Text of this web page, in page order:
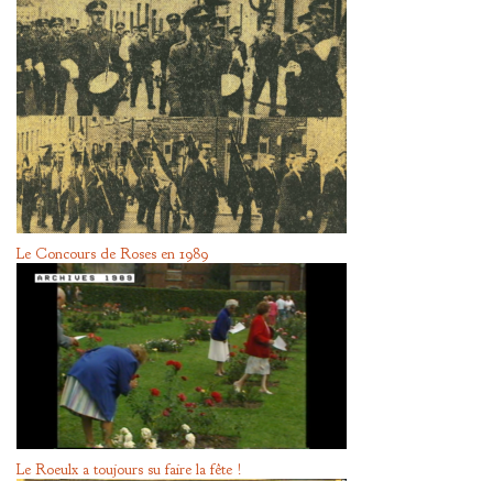
Le Concours de Roses en 1989
Le Roeulx a toujours su faire la fête !